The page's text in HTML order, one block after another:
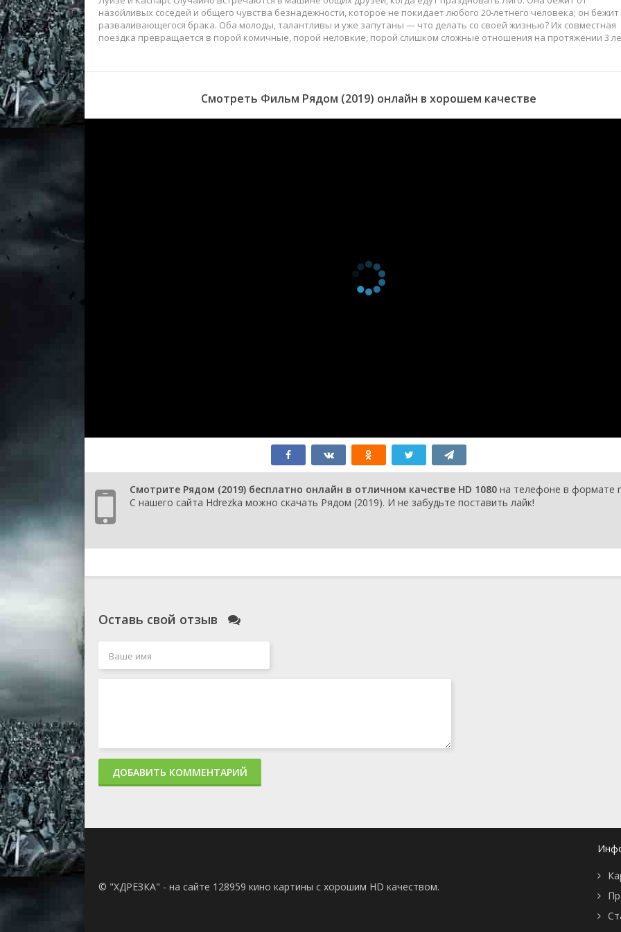
назойливых соседей и общего чувства безнадежности, которое не покидает любого 20-летнего человека; он бежит
разваливающегося брака. Оба молоды, талантливы и уже запутаны — что делать со своей жизнью? Их совместная
поездка превращается в порой комичные, порой неловкие, порой слишком сложные отношения на протяжении 3
Смотреть Фильм Рядом (2019) онлайн в хорошем качестве
Смотрите Рядом (2019) бесплатно онлайн в отличном качестве HD 1080 на телефоне в формате
С нашего сайта Hdrezka можно скачать Рядом (2019). И не забудьте поставить лайк!
Оставь свой отзыв
ДОБАВИТЬ КОММЕНТАРИЙ
© "ХДРЕЗКА" - на сайте 128959 кино картины с хорошим HD качеством.